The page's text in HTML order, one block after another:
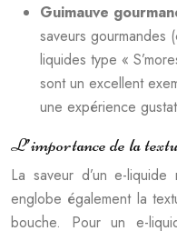
Guimauve
saveurs gourmandes
liquides type «
sont un excellent
une expérience
L’importance de la
La saveur d’un e-
englobe également la
bouche. Pour un e-